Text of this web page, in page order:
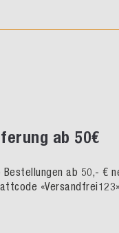
ab 50€
ab 50,- €